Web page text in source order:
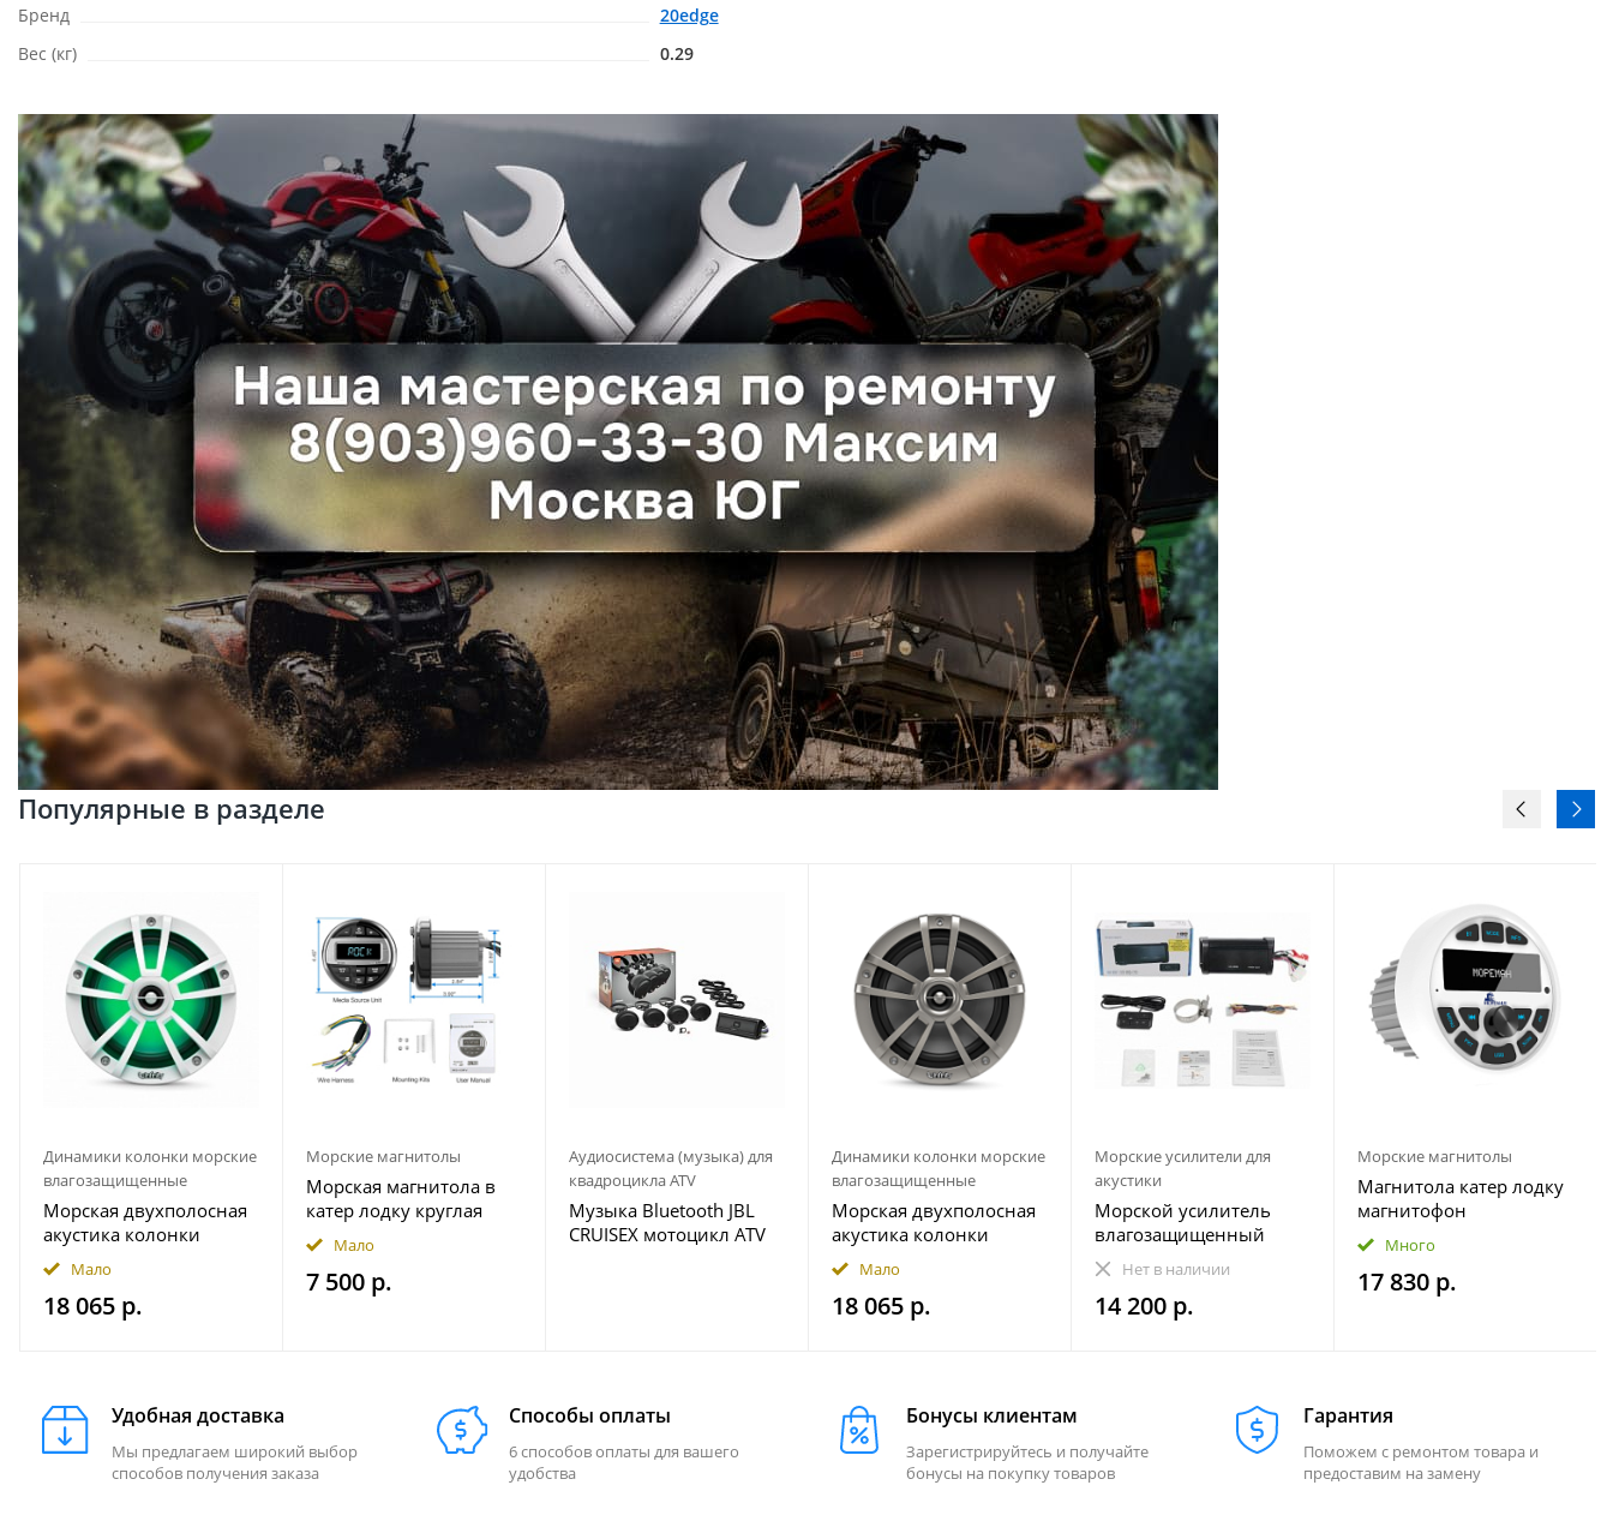
Бренд
20edge
Вес (кг)
0.29
Популярные в разделе
Динамики колонки морские
влагозащищенные
Морская двухполосная
акустика колонки
INFINITY 622MLW
Мало
18 065 р.
Морские магнитолы
Морская магнитола в
катер лодку круглая
Bluetooth AKAMATE MS-
10RV
Мало
7 500 р.
Аудиосистема (музыка) для
квадроцикла ATV
Музыка Bluetooth JBL
CRUISEX мотоцикл ATV
Динамики колонки морские
влагозащищенные
Морская двухполосная
акустика колонки
INFINITY 622MLT
Мало
18 065 р.
Морские усилители для
акустики
Морской усилитель
влагозащищенный
Velex VX-502
Нет в наличии
14 200 р.
Морские магнитолы
Магнитола катер лодку
магнитофон
влагозащищенная
МОРЕМАН XFa-НЕ820
Много
17 830 р.
Удобная доставка
Мы предлагаем широкий выбор
способов получения заказа
Способы оплаты
6 способов оплаты для вашего
удобства
Бонусы клиентам
Зарегистрируйтесь и получайте
бонусы на покупку товаров
Гарантия
Поможем с ремонтом товара и
предоставим на замену